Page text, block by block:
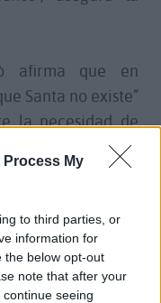
Process My
to third parties, or
information for
the below opt-out
note that after your
seeing
afirma que en
Santa no existe”
la necesidad de
un santo que
a los niños
a recuperar el
cristiana de la